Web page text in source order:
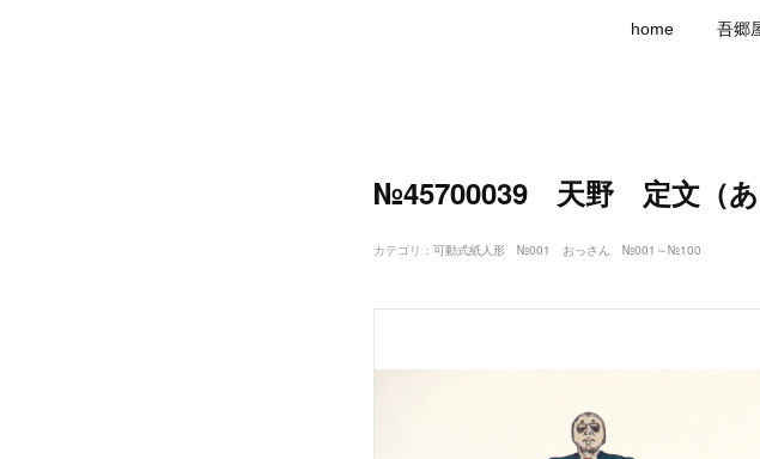
home 吾郷
№45700039 天野 定文（あ
カテゴリ ： 可動式紙人形 №001 おっさん №001～№100